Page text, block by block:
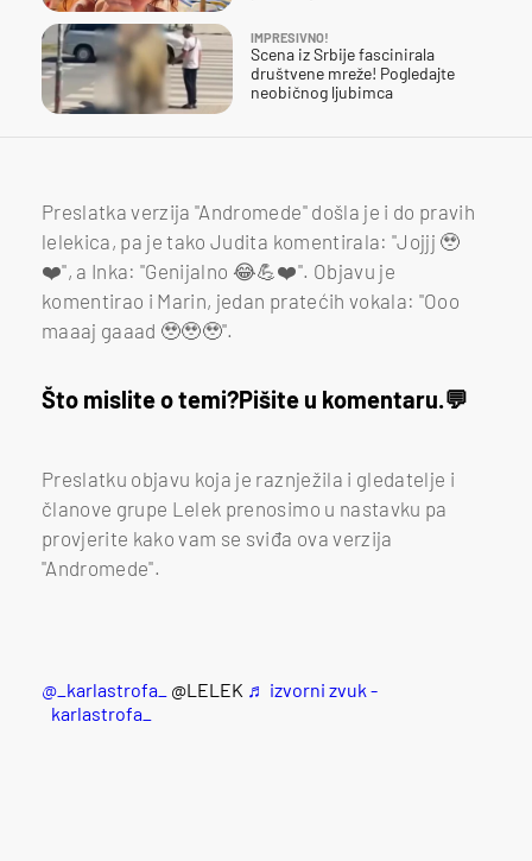
IMPRESIVNO!
Scena iz Srbije fascinirala
društvene mreže! Pogledajte
neobičnog ljubimca
Preslatka verzija "Andromede" došla je i do pravih
lelekica, pa je tako Judita komentirala: "Jojjj 🥹
❤️", a Inka: "Genijalno 😂💪❤️". Objavu je
komentirao i Marin, jedan pratećih vokala: "Ooo
maaaj gaaad 🥹🥹🥹".
Što mislite o temi?Pišite u komentaru.
Preslatku objavu koja je raznježila i gledatelje i
članove grupe Lelek prenosimo u nastavku pa
provjerite kako vam se sviđa ova verzija
"Andromede".
@_karlastrofa_ @LELEK ♬ izvorni zvuk -
_karlastrofa_